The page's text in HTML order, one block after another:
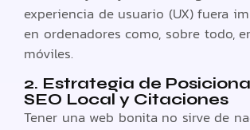
experiencia de usuario (UX) fuera
en ordenadores como, sobre todo,
móviles.
2. Estrategia de
SEO Local y Citaciones
Tener una web bonita no sirve de